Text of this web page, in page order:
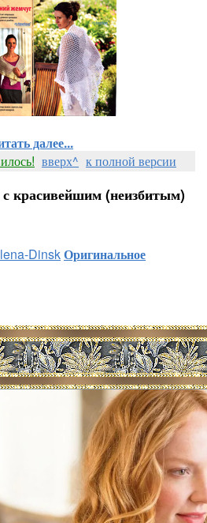
далее...
вверх^ к полной версии
красивейшим (неизбитым)
DinskОригинальное